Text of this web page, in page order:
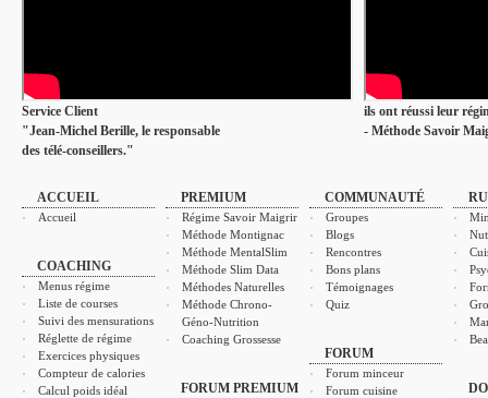
Service Client
"Jean-Michel Berille, le responsable
des télé-conseillers."
ils ont réussi leur
- Méthode Savoir
ACCUEIL
Accueil
COACHING
Menus régime
Liste de courses
Suivi des mensurations
Réglette de régime
Exercices physiques
Compteur de calories
Calcul poids idéal
PREMIUM
Régime Savoir Maigrir
Méthode Montignac
Méthode MentalSlim
Méthode Slim Data
Méthodes Naturelles
Méthode Chrono-
Géno-Nutrition
Coaching Grossesse
FORUM PREMIUM
COMMUNAUTÉ
Groupes
Blogs
Rencontres
Bons plans
Témoignages
Quiz
FORUM
Forum minceur
Forum cuisine